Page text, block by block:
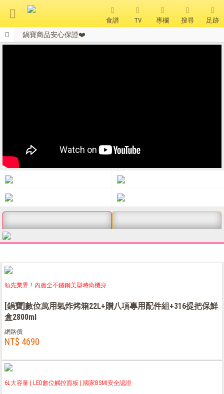
食譜 TV 專欄 搜尋 足跡
鍋寶商品安心保證❤️
全站單筆消費滿額現享88折⚡
領先業界！內膽全不鏽鋼美型時尚機身
[鍋寶]數位萬用氣炸烤箱22L+贈八項專用配件組+316提把保鮮
盒2800ml
網路價
NT$ 4690
6L大容量 | LED數位觸控面板 | 國家BSMI安全認證
搜 尋